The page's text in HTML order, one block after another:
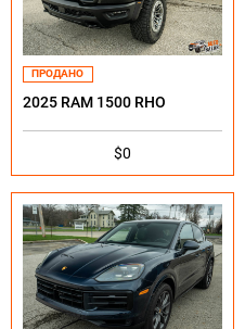
ПРОДАНО
2025 RAM 1500 RHO
$0